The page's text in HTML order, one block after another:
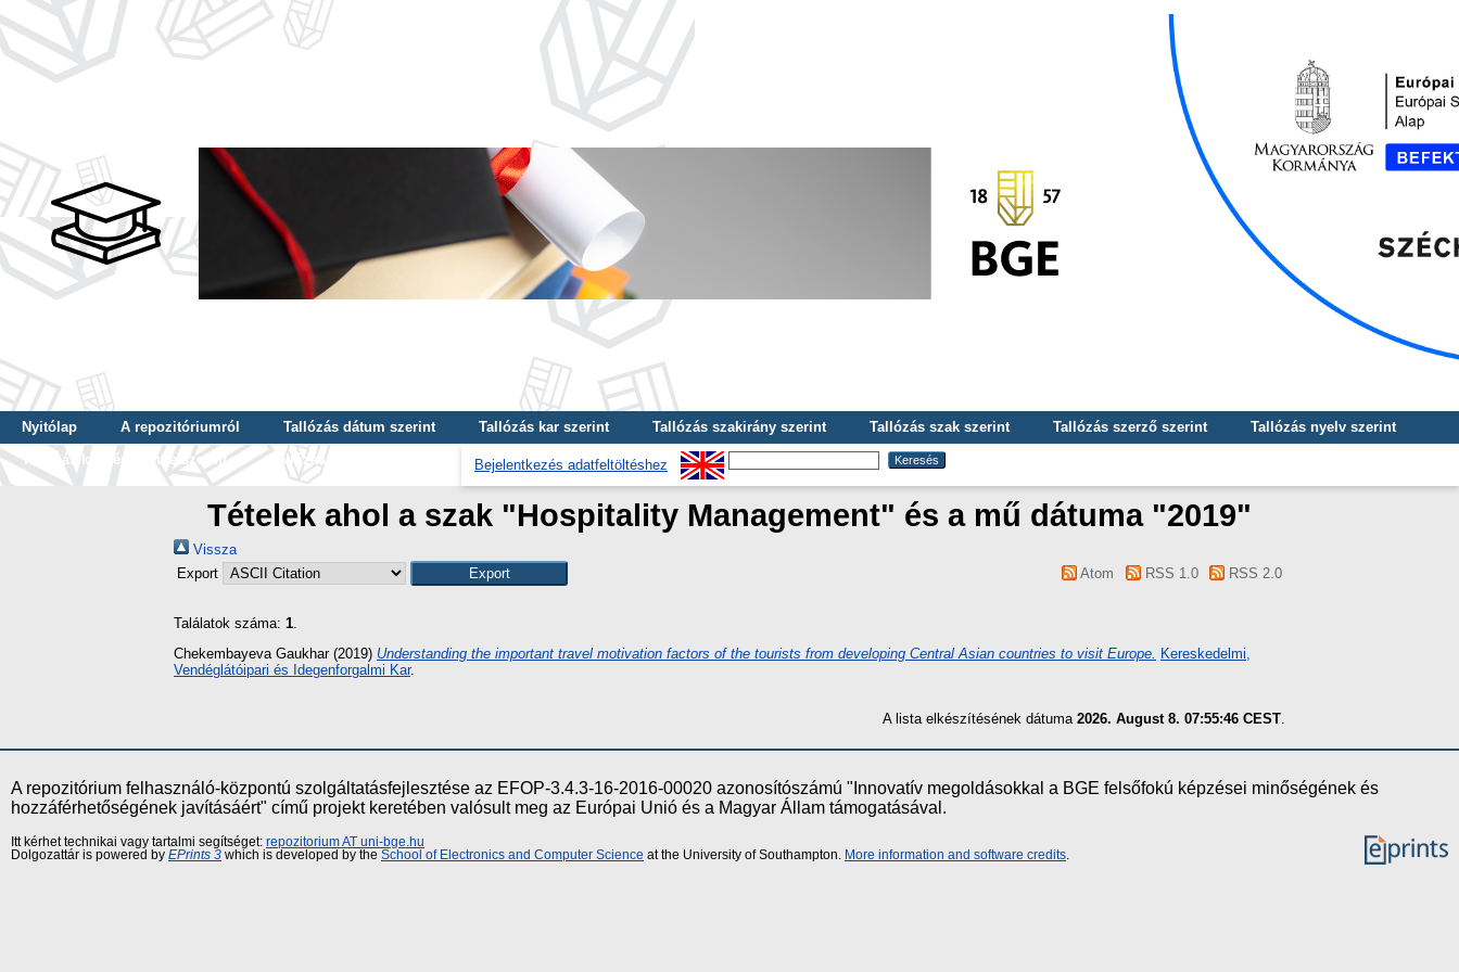
Nyitólap A repozitóriumról Tallózás dátum szerint Tallózás kar szerint Tallózás szakirány szerint Tallózás szak szerint Tallózás szerző szerint
Tallózás nyelv szerint
Tallózás képzés szintje szerint
Tallózás kulcsszó szerint Bejelentkezés adatfeltöltéshez
Tételek ahol a szak "Hospitality Management" és a mű dátuma "2019"
Vissza
Export
Atom RSS 1.0 RSS 2.0
Találatok száma: 1.
Chekembayeva Gaukhar (2019) Understanding the important travel motivation factors of the tourists from developing Central Asian countries to visit Europe.
Kereskedelmi,
Vendéglátóipari és Idegenforgalmi Kar.
A lista elkészítésének dátuma 2026. August 8. 07:55:46 CEST
A repozitórium felhasználó-központú szolgáltatásfejlesztése az EFOP-3.4.3-16-2016-00020 azonosítószámú "Innovatív megoldásokkal a BGE felsőfokú képzései minőségének és
hozzáférhetőségének javításáért" című projekt keretében valósult meg az Európai Unió és a Magyar Állam támogatásával.
Itt kérhet technikai vagy tartalmi segítséget: repozitorium AT uni-bge.hu
Dolgozattár is powered by EPrints 3 which is developed by the School of Electronics and Computer Science at the University of Southampton. More information and software credits